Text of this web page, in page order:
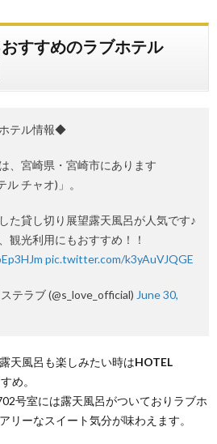
すすめのラブホテル
テル情報◆
、宮崎県・宮崎市にあります
ル チャオ)」。
た貸し切り展望露天風呂が人気です♪
観光利用にもおすすめ！！
pic.twitter.com/k3yAuVJQGE
テラブ (@s_love_official) June 30,
天風呂も楽しみたい時はHOTEL
め。
号室には露天風呂がついておりラブホ
リーなスイート気分が味わえます。